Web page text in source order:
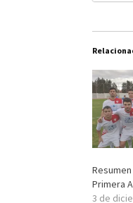
Primera
3 de